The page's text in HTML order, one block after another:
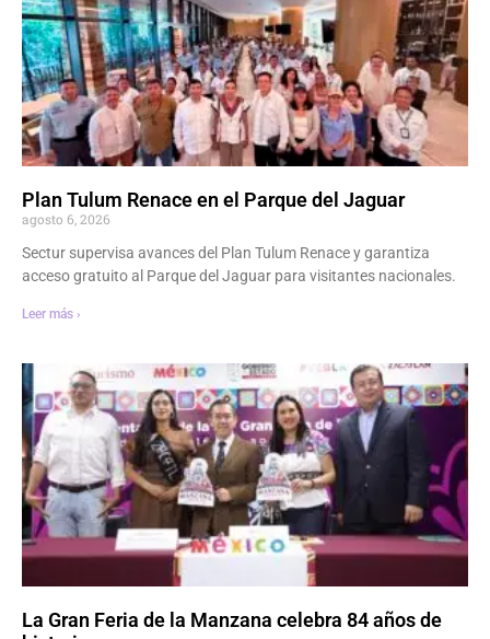
Plan Tulum Renace en el Parque del Jaguar
agosto 6, 2026
Sectur supervisa avances del Plan Tulum Renace y garantiza
acceso gratuito al Parque del Jaguar para visitantes nacionales.
Leer más ›
La Gran Feria de la Manzana celebra 84 años de